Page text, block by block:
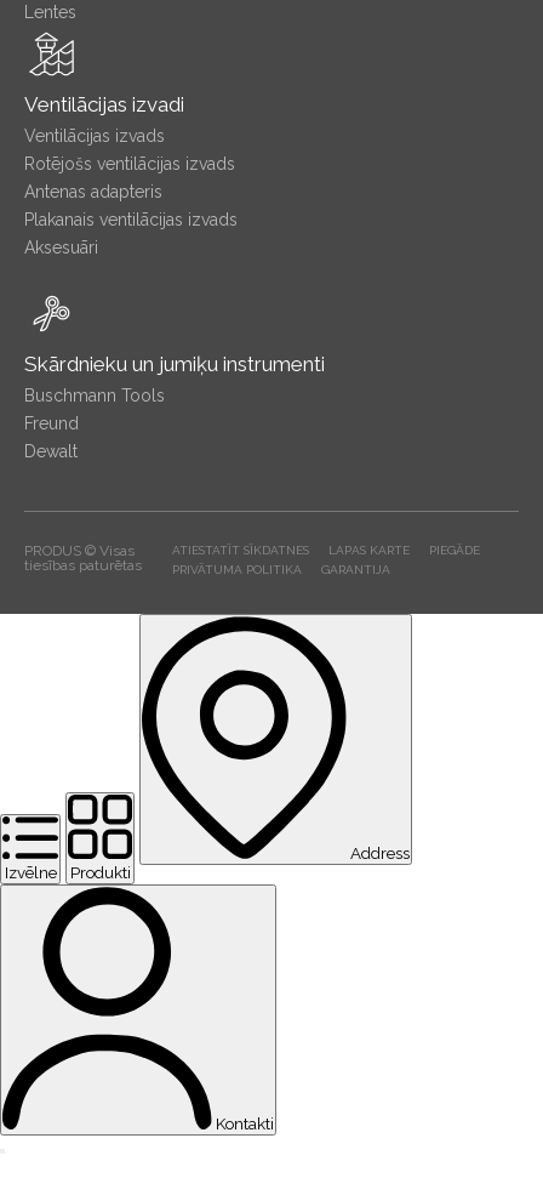
Lentes
Ventilācijas izvadi
Ventilācijas izvads
Rotējošs ventilācijas izvads
Antenas adapteris
Plakanais ventilācijas izvads
Aksesuāri
Skārdnieku un jumiķu instrumenti
Buschmann Tools
Freund
Dewalt
PRODUS © Visas
tiesības paturētas
ATIESTATĪT SĪKDATNES LAPAS KARTE
PIEGĀDE
PRIVĀTUMA POLITIKA
GARANTIJA
Izvēlne Produkti
Address
Kontakti